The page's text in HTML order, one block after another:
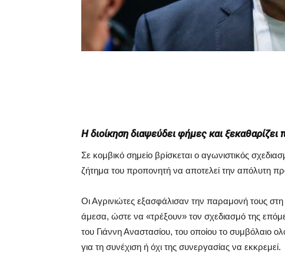
Η διοίκηση διαψεύδει φήμες και
Σε κομβικό σημείο βρίσκεται ο αγωνιστικός
ζήτημα του προπονητή να αποτελεί την απόλυτη
Οι Αγρινιώτες εξασφάλισαν την παραμονή τους
άμεσα, ώστε να «τρέξουν» τον σχεδιασμό της
του Γιάννη Αναστασίου, του οποίου το συμβόλαιο
για τη συνέχιση ή όχι της συνεργασίας να εκκρεμεί.